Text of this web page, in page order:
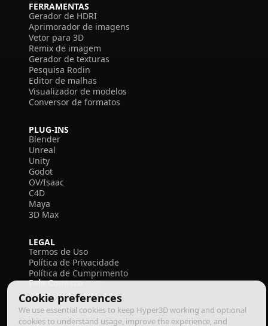
Cookie preferences
We use essential cookies to keep Hyper3D working and optional
cookies to understand usage, improve the experience, and
FERRAMENTAS
Gerador de HDRI
Aprimorador de imagens
Vetor para 3D
Remix de imagem
Gerador de texturas
Pesquisa Rodin
Editor de malhas
Visualizador de modelos
Conversor de formatos
PLUG-INS
Blender
Unreal
Unity
Godot
OV/Isaac
C4D
Maya
3D Max
LEGAL
Termos de Uso
Política de Privacidade
Política de Cumprimento
Fale Conosco